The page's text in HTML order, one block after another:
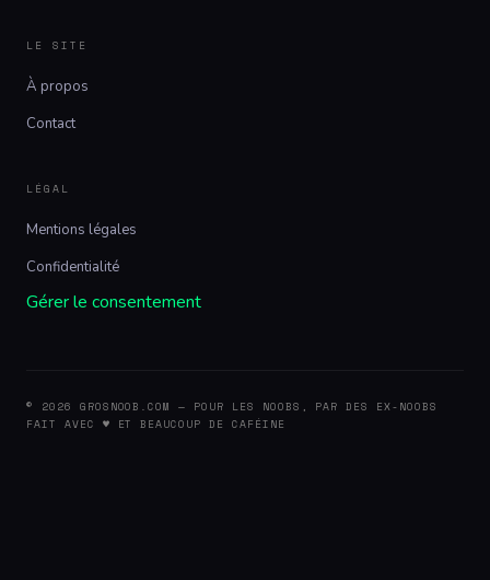
LE SITE
À propos
Contact
LÉGAL
Mentions légales
Confidentialité
Gérer le consentement
© 2026 GROSNOOB.COM — POUR LES NOOBS, PAR DES EX-NOOBS
FAIT AVEC ♥ ET BEAUCOUP DE CAFÉINE